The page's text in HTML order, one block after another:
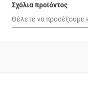
Σχόλια προϊόντος